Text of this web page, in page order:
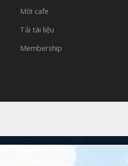
Mời cafe
Tải tài liệu
Membership